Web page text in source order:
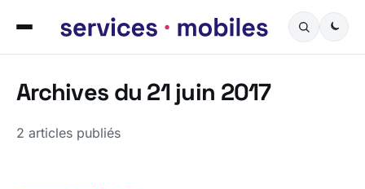
Archives du 21 juin 2017
2 articles publiés